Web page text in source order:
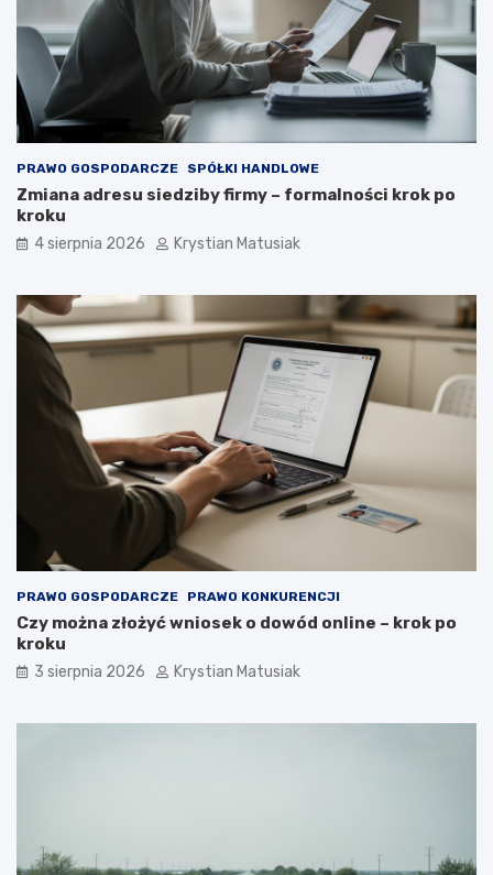
PRAWO GOSPODARCZE SPÓŁKI HANDLOWE
Zmiana adresu siedziby firmy – formalności krok po
kroku
4 sierpnia 2026 Krystian Matusiak
PRAWO GOSPODARCZE PRAWO KONKURENCJI
Czy można złożyć wniosek o dowód online – krok po
kroku
3 sierpnia 2026 Krystian Matusiak